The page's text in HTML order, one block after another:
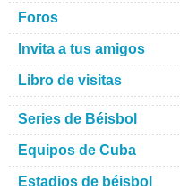
Foros
Invita a tus amigos
Libro de visitas
Series de Béisbol
Equipos de Cuba
Estadios de béisbol